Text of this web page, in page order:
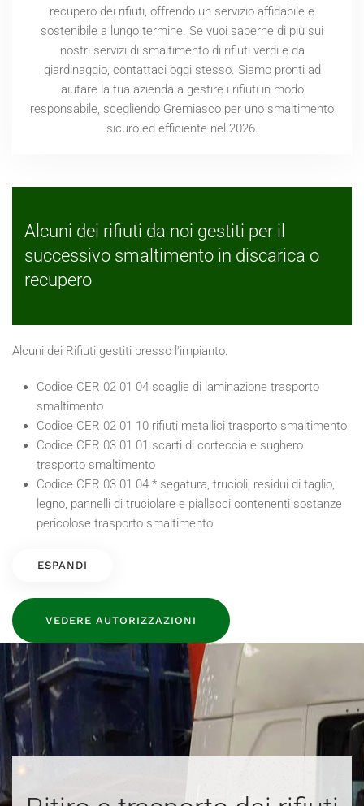
recupero dei rifiuti, offrendo un servizio affidabile e
sostenibile a lungo termine. Se vuoi saperne di più sui
nostri servizi di smaltimento di rifiuti verdi e da
giardinaggio, contattaci oggi stesso. Siamo pronti ad
aiutare la tua azienda a gestire i rifiuti in modo
responsabile, scegliendo Gremiasco per uno smaltimento
sicuro ed efficiente nel 2026.
Alcuni dei rifiuti da noi gestiti per il
successivo smaltimento in discarica o
recupero
Alcuni dei Rifiuti gestiti presso l'impianto:
Codice CER 02 01 04 scaglie di laminazione trasporto
smaltimento
Codice CER 02 01 10 rifiuti metallici trasporto smaltimento
Codice CER 03 01 01 scarti di corteccia e sughero
trasporto smaltimento
Codice CER 03 01 04 * segatura, trucioli, residui di taglio,
legno, pannelli di truciolare e piallacci contenenti sostanze
pericolose trasporto smaltimento
ESPANDI
VEDERE AUTORIZZAZIONI